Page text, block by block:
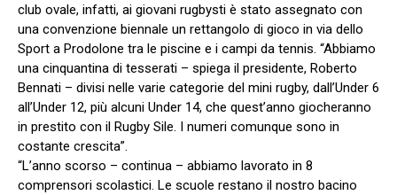
club ovale, infatti, ai giovani rugbysti è stato assegnato con
una convenzione biennale un rettangolo di gioco in via dello
Sport a Prodolone tra le piscine e i campi da tennis. “Abbiamo
una cinquantina di tesserati – spiega il presidente, Roberto
Bennati – divisi nelle varie categorie del mini rugby, dall’Under 6
all’Under 12, più alcuni Under 14, che quest’anno giocheranno
in prestito con il Rugby Sile. I numeri comunque sono in
costante crescita”.
“L’anno scorso – continua – abbiamo lavorato in 8
comprensori scolastici. Le scuole restano il nostro bacino